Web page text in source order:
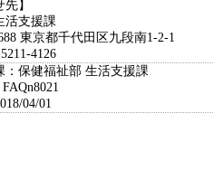
】
支援課
東京都千代田区九段南1-2-1
4126
：保健福祉部 生活支援課
04/01